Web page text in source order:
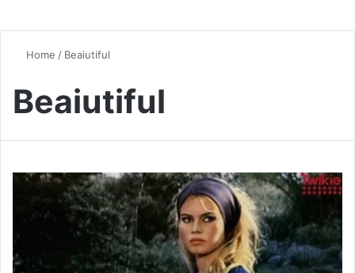
Home / Beaiutiful
Beaiutiful